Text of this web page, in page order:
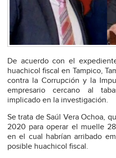
De acuerdo con el
huachicol fiscal en Tampico,
contra la Corrupción y la
empresario cercano al
implicado en la investigación.
Se trata de Saúl Vera Ochoa,
2020 para operar el muelle
en el cual habrían arribado
posible huachicol fiscal.